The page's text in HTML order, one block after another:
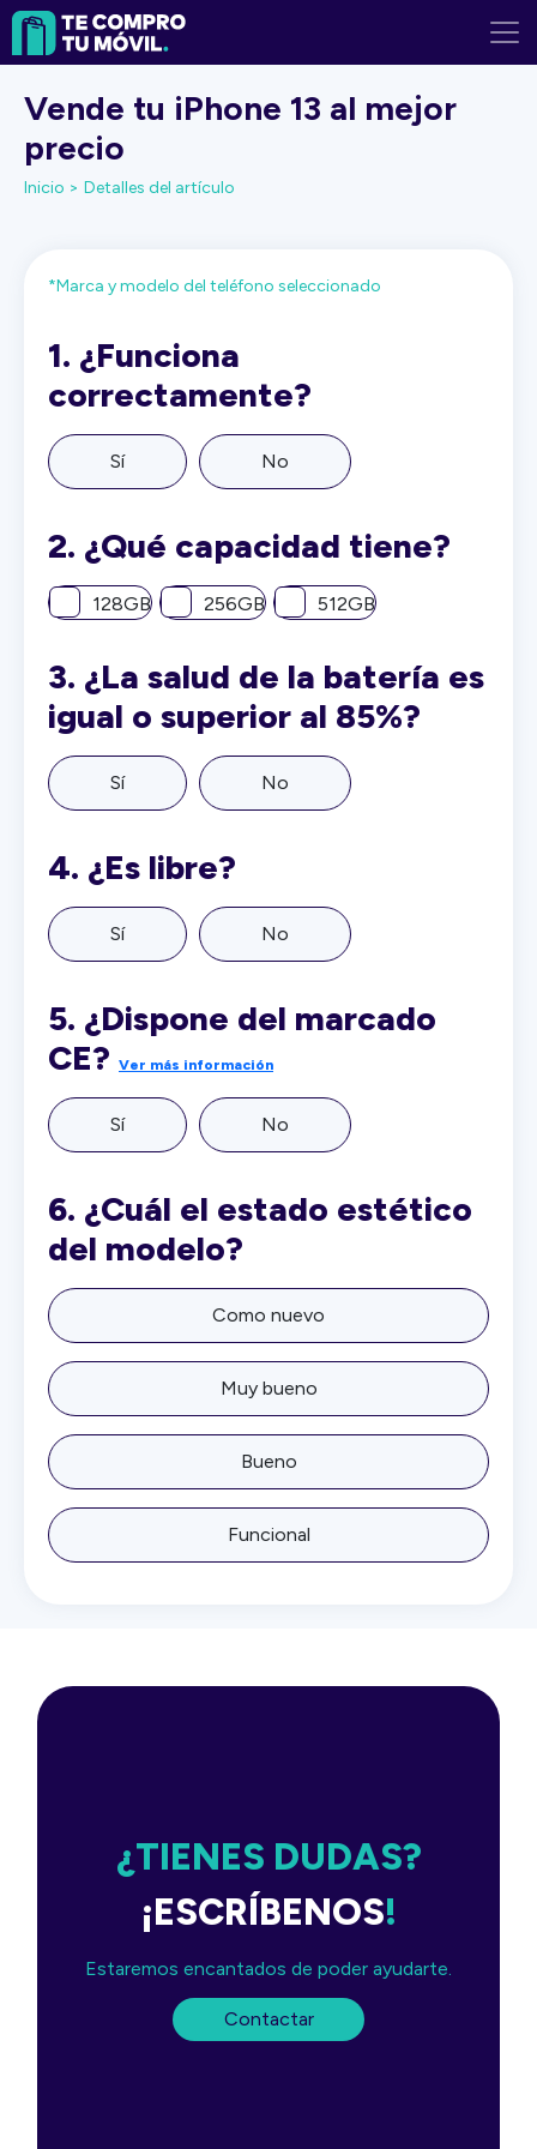
Vende tu iPhone 13 al mejor
precio
Inicio > Detalles del artículo
*Marca y modelo del teléfono seleccionado
1. ¿Funciona
correctamente?
Sí No
2. ¿Qué capacidad tiene?
128GB 256GB 512GB
3. ¿La salud de la batería es
igual o superior al 85%?
Sí No
4. ¿Es libre?
Sí No
5. ¿Dispone del marcado
CE? Ver más información
Sí No
6. ¿Cuál el estado estético
del modelo?
Como nuevo
Muy bueno
Bueno
Funcional
¿TIENES DUDAS?
¡ESCRÍBENOS!
Estaremos encantados de poder ayudarte.
Contactar